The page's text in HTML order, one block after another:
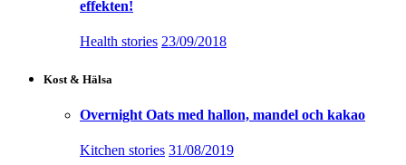
effekten!
Health stories 23/09/2018
Kost & Hälsa
Overnight Oats med hallon, mandel och kakao
Kitchen stories 31/08/2019